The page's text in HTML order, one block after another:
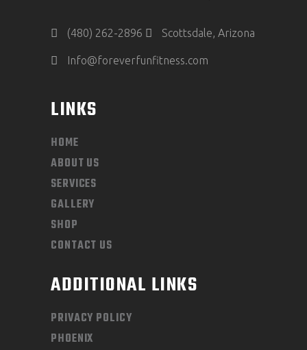
(480) 262-2896 Scottsdale, Arizona
Info@foreverfunfitness.com
LINKS
HOME
ABOUT US
SERVICES
GALLERY
SHOP
CONTACT US
ADDITIONAL LINKS
PRIVACY POLICY
PHOENIX